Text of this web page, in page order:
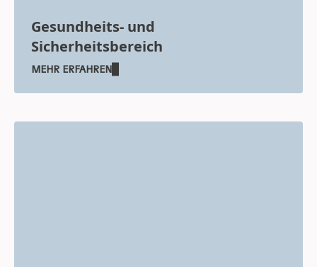
Gesundheits- und
Sicherheitsbereich
MEHR ERFAHREN